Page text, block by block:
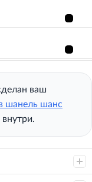
ваш
шанель шанс